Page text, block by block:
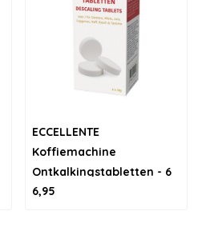
ECCELLENTE
Koffiemachine
Ontkalkingstabletten - 6
stuks
6,95